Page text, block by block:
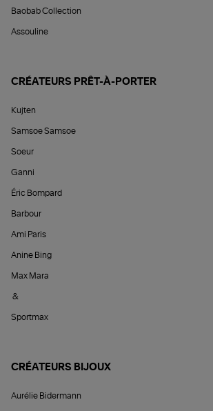
Baobab Collection
Assouline
CRÉATEURS PRÊT-À-PORTER
Kujten
Samsoe Samsoe
Soeur
Ganni
Éric Bompard
Barbour
Ami Paris
Anine Bing
Max Mara
&
Sportmax
CRÉATEURS BIJOUX
Aurélie Bidermann